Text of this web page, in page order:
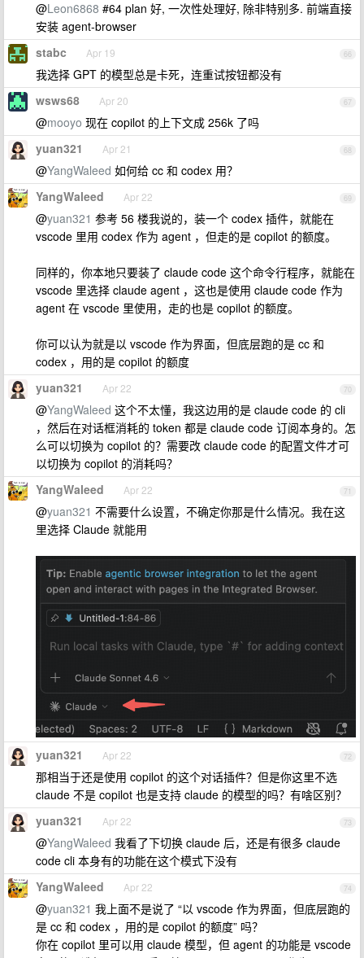
@Leon6868 #64 plan 好, 一次性处理好, 除非特别多. 前端直接
安装 agent-browser
66
stabc Apr 19
我选择 GPT 的模型总是卡死，连重试按钮都没有
67
wsws68 Apr 20
@mooyo 现在 copilot 的上下文成 256k 了吗
68
yuan321 Apr 21
@YangWaleed 如何给 cc 和 codex 用？
69
YangWaleed Apr 22
@yuan321 参考 56 楼我说的，装一个 codex 插件，就能在
vscode 里用 codex 作为 agent ，但走的是 copilot 的额度。
同样的，你本地只要装了 claude code 这个命令行程序，就能在
vscode 里选择 claude agent ，这也是使用 claude code 作为
agent 在 vscode 里使用，走的也是 copilot 的额度。
你可以认为就是以 vscode 作为界面，但底层跑的是 cc 和
codex ，用的是 copilot 的额度
70
yuan321 Apr 22
@YangWaleed 这个不太懂，我这边用的是 claude code 的 cli
，然后在对话框消耗的 token 都是 claude code 订阅本身的。怎
么可以切换为 copilot 的？需要改 claude code 的配置文件才可
以切换为 copilot 的消耗吗？
71
YangWaleed Apr 22
@yuan321 不需要什么设置，不确定你那是什么情况。我在这
里选择 Claude 就能用
72
yuan321 Apr 22
那相当于还是使用 copilot 的这个对话插件？但是你这里不选
claude 不是 copilot 也是支持 claude 的模型的吗？有啥区别？
73
yuan321 Apr 22
@YangWaleed 我看了下切换 claude 后，还是有很多 claude
code cli 本身有的功能在这个模式下没有
74
YangWaleed Apr 22
@yuan321 我上面不是说了 “以 vscode 作为界面，但底层跑的
是 cc 和 codex ，用的是 copilot 的额度” 吗？
你在 copilot 里可以用 claude 模型，但 agent 的功能是 vscode